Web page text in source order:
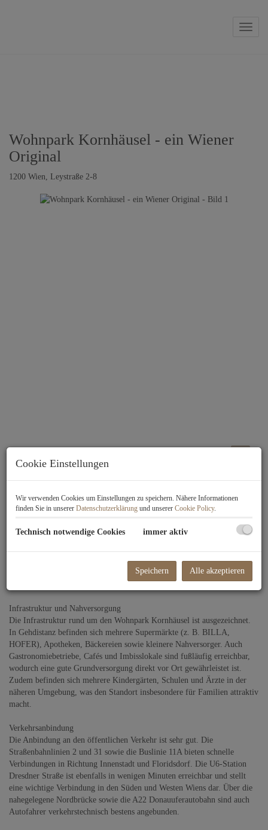
Wohnpark Kornhäusel - ein Wiener
Original
1200 Wien, Leystraße 2-8
Der Wohnpark Kornhäusel befindet sich im 20. Wiener Gemeindebezirk,
dem aufstrebenden und urban geprägten Bezirk Brigittenau. Direkt an der
ruhigen Kornhäuselgasse gelegen, nahe der Leystraße, verbindet diese
unmittelbare Umgebung des Wohnparks ist geprägt von moderner
Wohnbebauung, gepflegten Grünflächen sowie einer guten
Infrastruktur und Nahversorgung
Die Infrastruktur rund um den Wohnpark Kornhäusel ist ausgezeichnet.
In Gehdistanz befinden sich mehrere Supermärkte (z. B. BILLA,
HOFER), Apotheken, Bäckereien sowie kleinere Nahversorger. Auch
Gastronomiebetriebe, Cafés und Imbisslokale sind fußläufig erreichbar,
wodurch eine gute Grundversorgung direkt vor Ort gewährleistet ist.
Zudem befinden sich mehrere Kindergärten, Schulen und Ärzte in der
näheren Umgebung, was den Standort insbesondere für Familien attraktiv
macht.
Verkehrsanbindung
Die Anbindung an den öffentlichen Verkehr ist sehr gut. Die
Straßenbahnlinien 2 und 31 sowie die Buslinie 11A bieten schnelle
Verbindungen in Richtung Innenstadt und Floridsdorf. Die U6-Station
Dresdner Straße ist ebenfalls in wenigen Minuten erreichbar und stellt
eine wichtige Verbindung in den Süden und Westen Wiens dar. Über die
nahegelegene Nordbrücke sowie die A22 Donauuferautobahn sind auch
Autofahrer verkehrstechnisch bestens angebunden.
Cookie Einstellungen
Wir verwenden Cookies um Einstellungen zu speichern. Nähere Informationen
finden Sie in unserer Datenschutzerklärung und unserer Cookie Policy.
Technisch notwendige Cookies immer aktiv
Speichern Alle akzeptieren